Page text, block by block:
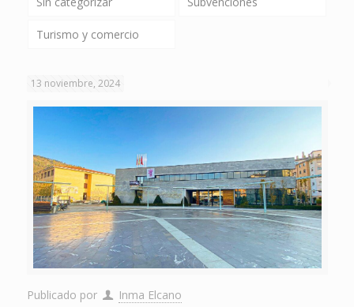
Turismo y comercio
13 noviembre, 2024
Publicado por Inma Elcano